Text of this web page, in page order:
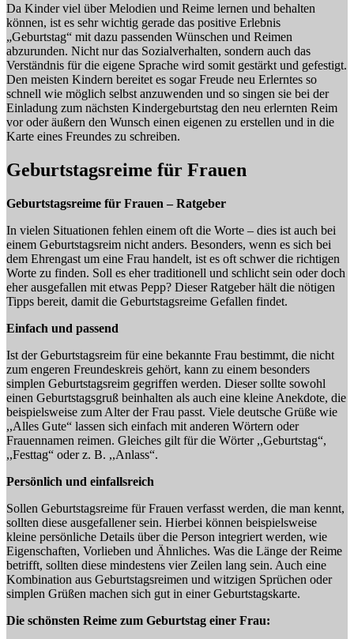
Da Kinder viel über Melodien und Reime lernen und behalten
können, ist es sehr wichtig gerade das positive Erlebnis
„Geburtstag“ mit dazu passenden Wünschen und Reimen
abzurunden. Nicht nur das Sozialverhalten, sondern auch das
Verständnis für die eigene Sprache wird somit gestärkt und gefestigt.
Den meisten Kindern bereitet es sogar Freude neu Erlerntes so
schnell wie möglich selbst anzuwenden und so singen sie bei der
Einladung zum nächsten Kindergeburtstag den neu erlernten Reim
vor oder äußern den Wunsch einen eigenen zu erstellen und in die
Karte eines Freundes zu schreiben.
Geburtstagsreime für Frauen
Geburtstagsreime für Frauen – Ratgeber
In vielen Situationen fehlen einem oft die Worte – dies ist auch bei
einem Geburtstagsreim nicht anders. Besonders, wenn es sich bei
dem Ehrengast um eine Frau handelt, ist es oft schwer die richtigen
Worte zu finden. Soll es eher traditionell und schlicht sein oder doch
eher ausgefallen mit etwas Pepp? Dieser Ratgeber hält die nötigen
Tipps bereit, damit die Geburtstagsreime Gefallen findet.
Einfach und passend
Ist der Geburtstagsreim für eine bekannte Frau bestimmt, die nicht
zum engeren Freundeskreis gehört, kann zu einem besonders
simplen Geburtstagsreim gegriffen werden. Dieser sollte sowohl
einen Geburtstagsgruß beinhalten als auch eine kleine Anekdote, die
beispielsweise zum Alter der Frau passt. Viele deutsche Grüße wie
,,Alles Gute“ lassen sich einfach mit anderen Wörtern oder
Frauennamen reimen. Gleiches gilt für die Wörter ,,Geburtstag“,
,,Festtag“ oder z. B. ,,Anlass“.
Persönlich und einfallsreich
Sollen Geburtstagsreime für Frauen verfasst werden, die man kennt,
sollten diese ausgefallener sein. Hierbei können beispielsweise
kleine persönliche Details über die Person integriert werden, wie
Eigenschaften, Vorlieben und Ähnliches. Was die Länge der Reime
betrifft, sollten diese mindestens vier Zeilen lang sein. Auch eine
Kombination aus Geburtstagsreimen und witzigen Sprüchen oder
simplen Grüßen machen sich gut in einer Geburtstagskarte.
Die schönsten Reime zum Geburtstag einer Frau: